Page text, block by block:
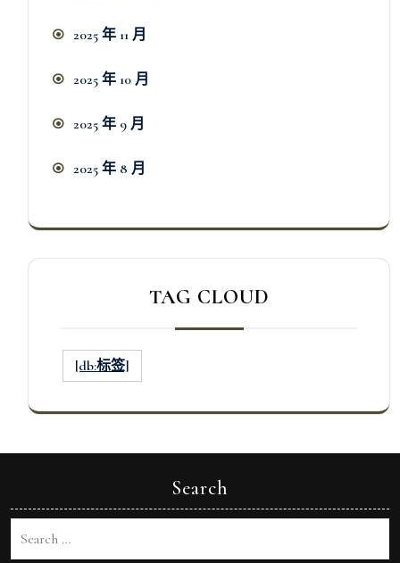
2025 年 11 月
2025 年 10 月
2025 年 9 月
2025 年 8 月
TAG CLOUD
[db:标签]
Search